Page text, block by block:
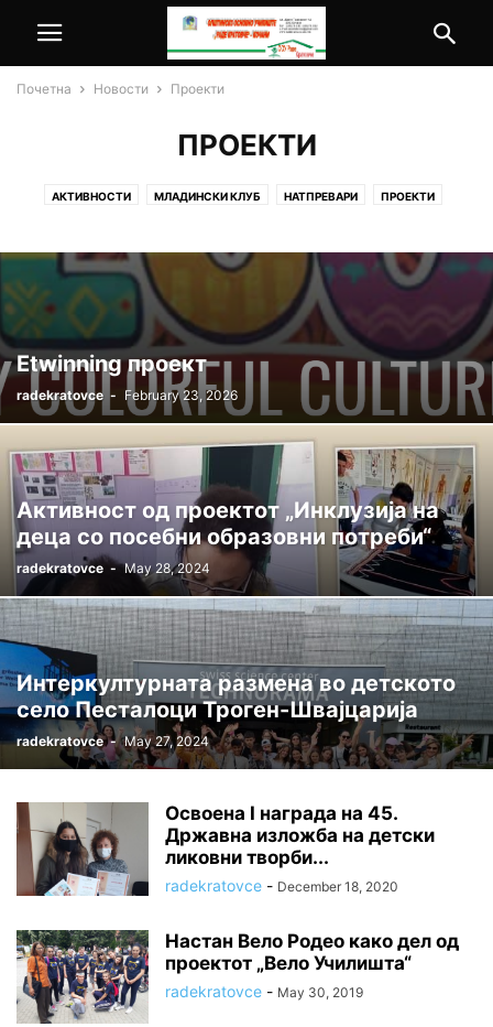
Почетна Новости Проекти
ПРОЕКТИ
АКТИВНОСТИ МЛАДИНСКИ КЛУБ НАТПРЕВАРИ ПРОЕКТИ
Etwinning проект
radekratovce - February 23, 2026
Активност од проектот „Инклузија на
деца со посебни образовни потреби“
radekratovce - May 28, 2024
Интеркултурната размена во детското
село Песталоци Троген-Швајцарија
radekratovce - May 27, 2024
Освоена I награда на 45.
Државна изложба на детски
ликовни творби...
radekratovce - December 18, 2020
Настан Вело Родео како дел од
проектот „Вело Училишта“
radekratovce - May 30, 2019